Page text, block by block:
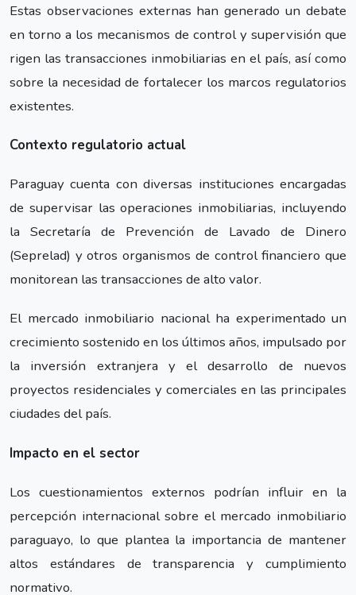
Estas observaciones externas han generado un debate
en torno a los mecanismos de control y supervisión que
rigen las transacciones inmobiliarias en el país, así como
sobre la necesidad de fortalecer los marcos regulatorios
existentes.
Contexto regulatorio actual
Paraguay cuenta con diversas instituciones encargadas
de supervisar las operaciones inmobiliarias, incluyendo
la Secretaría de Prevención de Lavado de Dinero
(Seprelad) y otros organismos de control financiero que
monitorean las transacciones de alto valor.
El mercado inmobiliario nacional ha experimentado un
crecimiento sostenido en los últimos años, impulsado por
la inversión extranjera y el desarrollo de nuevos
proyectos residenciales y comerciales en las principales
ciudades del país.
Impacto en el sector
Los cuestionamientos externos podrían influir en la
percepción internacional sobre el mercado inmobiliario
paraguayo, lo que plantea la importancia de mantener
altos estándares de transparencia y cumplimiento
normativo.